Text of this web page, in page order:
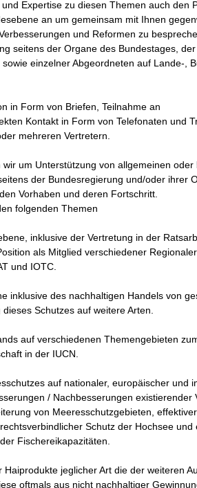
Expertise zu diesen Themen auch den
an um gemeinsam mit Ihnen
und Reformen zu
seitens der Organe des Bundestages,
einzelner Abgeordneten auf Lande-,
in Form von Briefen, Teilnahme an
Kontakt in Form von Telefonaten und
mehreren Vertretern.
um Unterstützung von allgemeinen oder
der Bundesregierung und/oder ihrer
Vorhaben und deren Fortschritt.
folgenden Themen
inklusive der Vertretung in der
als Mitglied verschiedener
und IOTC.
inklusive des nachhaltigen Handels von
Schutzes auf weitere Arten.
auf verschiedenen Themengebieten
in der IUCN.
auf nationaler, europäischer und
/ Nachbesserungen existierender
von Meeresschutzgebieten,
Schutz der Hochsee und
Fischereikapazitäten.
jeglicher Art die der weiteren
oftmals aus nicht nachhaltiger